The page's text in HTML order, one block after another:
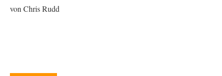
von Chris Rudd